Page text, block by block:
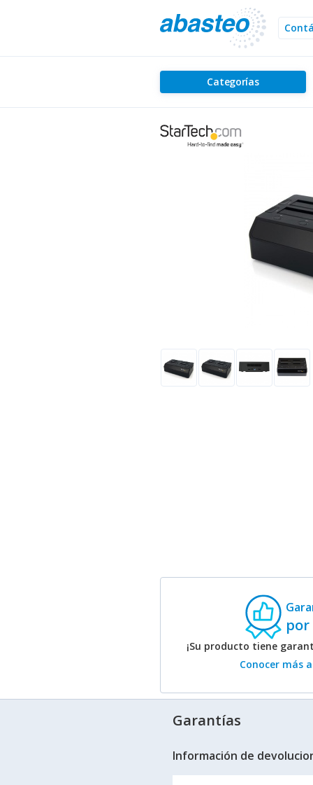
Categorías
por
¡Su producto tiene
Conocer más
Garantías
Información de